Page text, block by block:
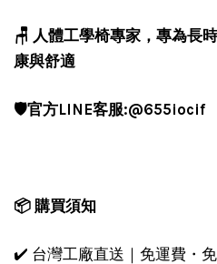
🪑 人體工學椅專家，專為長
康與舒適
🛡️官方LINE客服:@655iocif
📦 購買須知
✔️ 台灣工廠直送｜免運費・